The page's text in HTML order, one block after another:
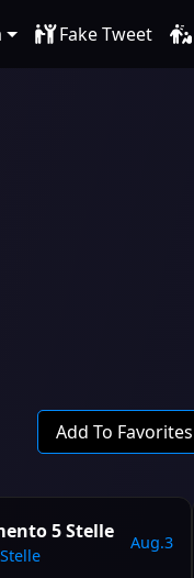
Fake Tweet
Add To Favorites
5 Stelle Aug.3